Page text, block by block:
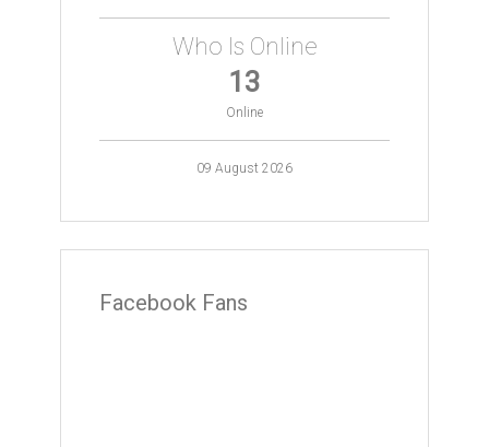
Who Is Online
13
Online
09 August 2026
Facebook Fans